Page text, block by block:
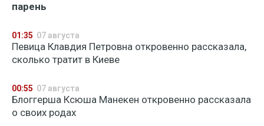
парень
01:35 07 августа
Певица Клавдия Петровна откровенно рассказала,
сколько тратит в Киеве
00:55 07 августа
Блоггерша Ксюша Манекен откровенно рассказала
о своих родах